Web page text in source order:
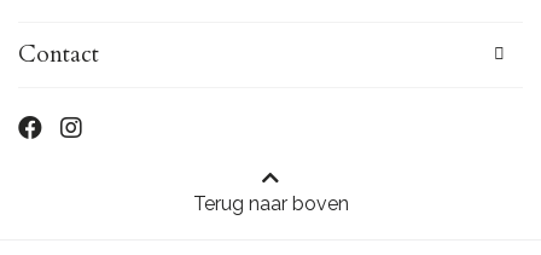
Contact
Terug naar boven